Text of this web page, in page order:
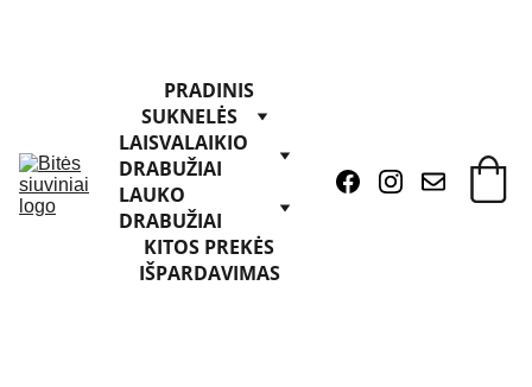
PRADINIS
SUKNELĖS
LAISVALAIKIO
DRABUŽIAI
LAUKO
DRABUŽIAI
KITOS PREKĖS
IŠPARDAVIMAS